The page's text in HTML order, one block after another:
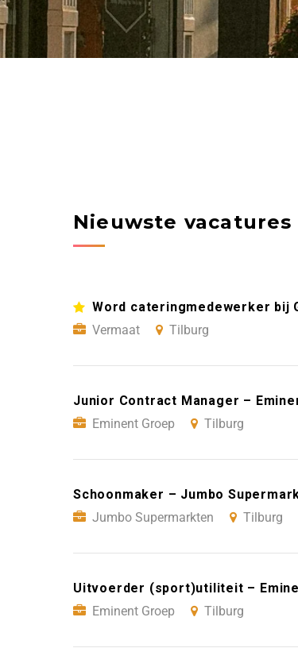
Nieuwste vacatures
Word cateringmedewerker bij
Vermaat
Tilburg
Junior Contract Manager –
Eminent Groep
Tilburg
Schoonmaker – Jumbo
Jumbo Supermarkten
Tilburg
Uitvoerder (sport)utiliteit –
Eminent Groep
Tilburg